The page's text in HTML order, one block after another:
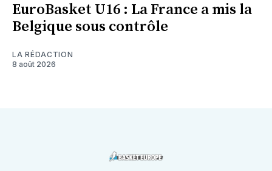
EuroBasket U16 : La France a mis la
Belgique sous contrôle
LA RÉDACTION
8 août 2026